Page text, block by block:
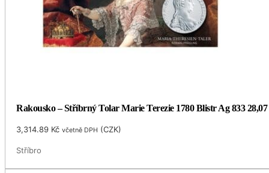
Rakousko – Stříbrný Tolar Marie Terezie 1780 Blistr Ag 833
3,314.89 Kč včetně DPH (CZK)
Stříbro